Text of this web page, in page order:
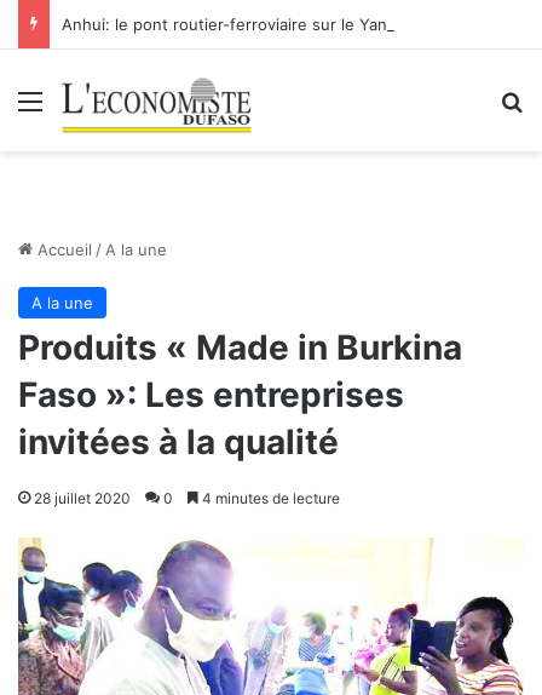
Menu
Accueil / A la une
A la une
Produits « Made in Burkina
Faso »: Les entreprises
invitées à la qualité
28 juillet 2020 0 4 minutes de lecture